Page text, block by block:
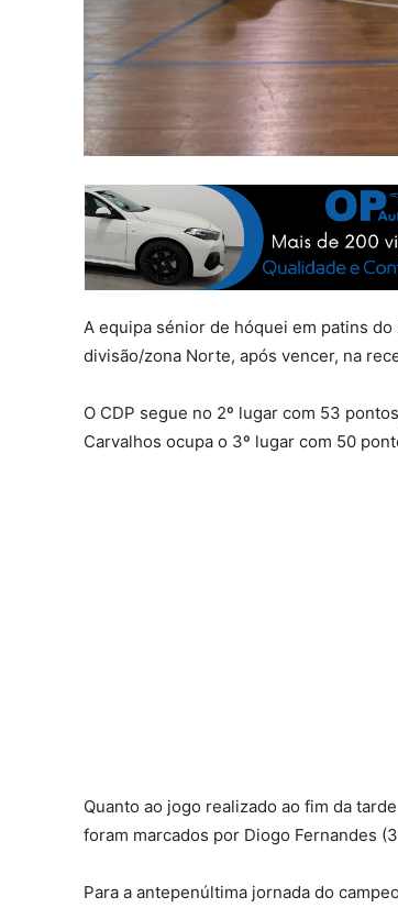
A equipa sénior de hóquei em patins
divisão/zona Norte, após vencer, na
O CDP segue no 2º lugar com 53
Carvalhos ocupa o 3º lugar com 50
Quanto ao jogo realizado ao fim da
foram marcados por Diogo Fernandes
Para a antepenúltima jornada do